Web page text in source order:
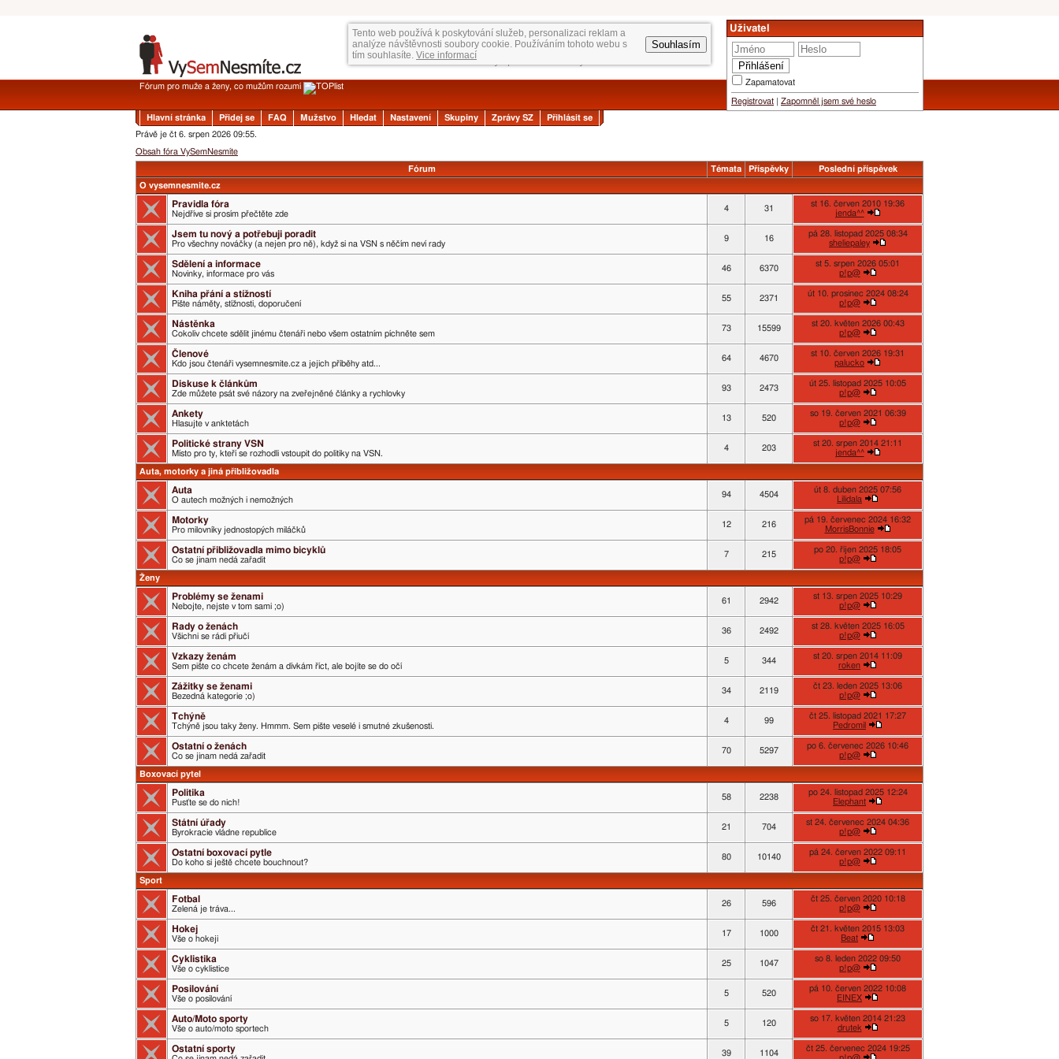
Tento web používá k poskytování služeb, personalizaci reklam a
analýze návštěvnosti soubory cookie. Používáním tohoto webu s
tím souhlasíte. Vice informací
Souhlasím
Uživatel
Zapamatovat
Registrovat Zapomněl jsem své heslo
Fórum pro muže a ženy, co mužům rozumí
Hlavní stránka Přidej se FAQ Mužstvo Hledat Nastavení Skupiny Zprávy SZ
Přihlásit se
Právě je čt 6. srpen 2026 09:55.
Obsah fóra VySemNesmíte
Fórum
Témata Příspěvky
Poslední příspěvek
O vysemnesmite.cz
Pravidla fóra
Nejdříve si prosím přečtěte zde
4 31
st 16. červen 2010 19:36
jenda^^
Jsem tu nový a potřebuji poradit
Pro všechny nováčky (a nejen pro ně), když si na VSN s něčím neví rady
9 16
pá 28. listopad 2025 08:34
sheliepaley
Sdělení a informace
Novinky, informace pro vás
46 6370
st 5. srpen 2026 05:01
p!p@
Kniha přání a stížností
Pište náměty, stížnosti, doporučení
55 2371
út 10. prosinec 2024 08:24
p!p@
Nástěnka
Cokoliv chcete sdělit jinému čtenáři nebo všem ostatním píchněte sem
73 15599
st 20. květen 2026 00:43
p!p@
Členové
Kdo jsou čtenáři vysemnesmite.cz a jejich příběhy atd...
64 4670
st 10. červen 2026 19:31
palucko
Diskuse k článkům
Zde můžete psát své názory na zveřejněné články a rychlovky
93 2473
út 25. listopad 2025 10:05
p!p@
Ankety
Hlasujte v anktetách
13 520
so 19. červen 2021 06:39
p!p@
Politické strany VSN
Místo pro ty, kteří se rozhodli vstoupit do politiky na VSN.
4 203
st 20. srpen 2014 21:11
jenda^^
Auta, motorky a jiná přibližovadla
Auta
O autech možných i nemožných
94 4504
út 8. duben 2025 07:56
Lilidala
Motorky
Pro milovníky jednostopých miláčků
12 216
pá 19. červenec 2024 16:32
MorrisBonnie
Ostatní přibližovadla mimo bicyklů
Co se jinam nedá zařadit
7 215
po 20. říjen 2025 18:05
p!p@
Ženy
Problémy se ženami
Nebojte, nejste v tom sami ;o)
61 2942
st 13. srpen 2025 10:29
p!p@
Rady o ženách
Všichni se rádi přiučí
36 2492
st 28. květen 2025 16:05
p!p@
Vzkazy ženám
Sem pište co chcete ženám a dívkám říct, ale bojíte se do očí
5 344
st 20. srpen 2014 11:09
roken
Zážitky se ženami
Bezedná kategorie ;o)
34 2119
čt 23. leden 2025 13:06
p!p@
Tchýně
Tchýně jsou taky ženy. Hmmm. Sem pište veselé i smutné zkušenosti.
4 99
čt 25. listopad 2021 17:27
Pedromil
Ostatní o ženách
Co se jinam nedá zařadit
70 5297
po 6. červenec 2026 10:46
p!p@
Boxovací pytel
Politika
Pusťte se do nich!
58 2238
po 24. listopad 2025 12:24
Elephant
Státní úřady
Byrokracie vládne republice
21 704
st 24. červenec 2024 04:36
p!p@
Ostatní boxovací pytle
Do koho si ještě chcete bouchnout?
80 10140
pá 24. červen 2022 09:11
p!p@
Sport
Fotbal
Zelená je tráva...
26 596
čt 25. červen 2020 10:18
p!p@
Hokej
Vše o hokeji
17 1000
čt 21. květen 2015 13:03
Beat
Cyklistika
Vše o cyklistice
25 1047
so 8. leden 2022 09:50
p!p@
Posilování
Vše o posilování
5 520
pá 10. červen 2022 10:08
EINEX
Auto/Moto sporty
Vše o auto/moto sportech
5 120
so 17. květen 2014 21:23
drutek
Ostatní sporty 39 1104
čt 25. červenec 2024 19:25